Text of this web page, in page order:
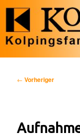
Beitragsnavigation
← Vorheriger